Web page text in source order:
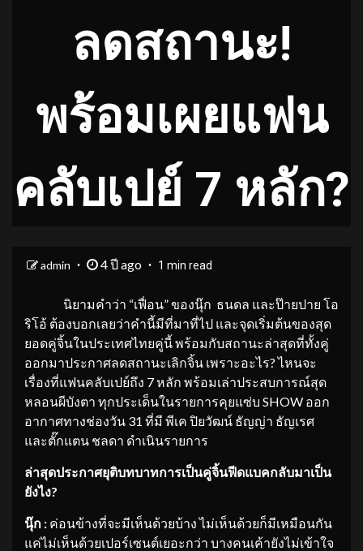
ลดสถานะ!
พร้อมเผยแฟน
คลับเปย์ 7 หลัก?
admin 4 ปี ago 1 min read
นิยามคำว่า “เฟื่อน” ของนุ๊ก ธนดล และป๊ายปาย โอ
ริโอ้ ต้องบอกเลยว่าคำนี้มีที่มาที่ไป และจุดเริ่มต้นของสุด
ยอดคู่จิ้นในประเทศไทยคู่นี้ พร้อมกับสถานะล่าสุดที่ทั้งคู่
ออกมาประกาศลดสถานะเลิกจิ้น เพราะอะไร? ไหนจะ
เรื่องที่แฟนคลับเปย์ถึง 7 หลัก พร้อมเล่าประสบการณ์สุด
หลอนผีบังตา ทุกประเด็นในรายการคุยแซ่บ SHOW ออก
อากาศทางช่องวัน 31 ที่มี พีเค ปิยวัฒน์ ธัญญ่า ธัญเรศ
และตั๊กแตน ชลดา ดำเนินรายการ
ล่าสุดประกาศยุติบทบาทการเป็นคู่จิ้นฟีดแบคกลับมาเป็น
ยังไง?
นุ๊ก : ค่อนข้างที่จะมีเห็นด้วยบ้าง ไม่เห็นด้วยก็มีเหมือนกัน
แค่ไม่เห็นด้วยเปอร์เซนต์เยอะกว่า บางคนเค้ายังไม่เข้าใจ